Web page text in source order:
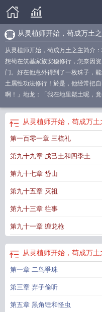
从灵植师开始，苟成万土
从灵植师开始，苟成万土之主简介
想苟在筑基家族安稳修行，怎奈因
门。好在他意外得到了一枚珠子，
土属性功法修行！於是，他经常把
啊！」地龙：「我在地里鬆土呢，
川將此方世界调理一
从灵植师开始
灵植师开始苟成万土之主免费
万土之主免费从灵植师开始苟成
师开始苟成万土之主笔 苟成万土
之主无错
从灵植师开始，苟成万土
第一百零一章 三梳礼
第九十九章 戊己土和四季土
第九十七章 岱山
第九十五章 灭祖
第九十三章 往事
第九十一章 缠龙枪
从灵植师开始，苟成万土
第一章 二鸟爭珠
第三章 弃子偷听
第五章 黑角锤和怪虫